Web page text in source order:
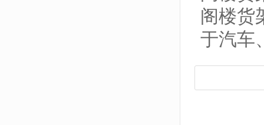
阁楼货
于汽车